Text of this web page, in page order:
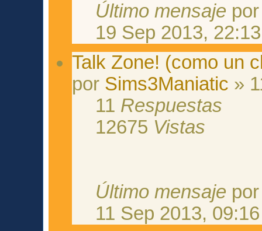
Último mensaje
19 Sep 2013, 22:13
Talk Zone! (como un
por Sims3Maniatic »
11 Respuestas
12675 Vistas
Último mensaje
11 Sep 2013, 09:16